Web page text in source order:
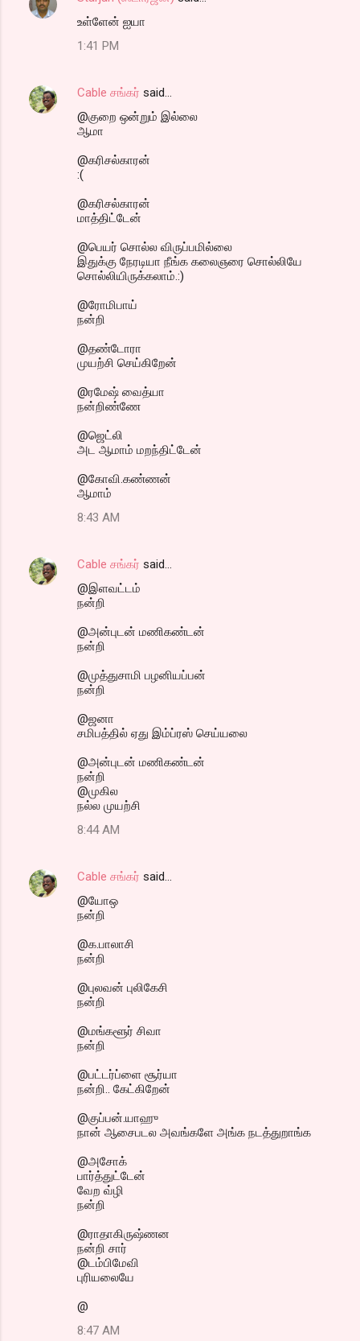
உள்ளேன் ஐயா
1:41 PM
Cable சங்கர் said…
@குறை ஒன்றும் இல்லை
ஆமா
@கரிசல்காரன்
:(
@கரிசல்காரன்
மாத்திட்டேன்
@பெயர் சொல்ல விருப்பமில்லை
இதுக்கு நேரடியா நீங்க கலைஞரை சொல்லியே
சொல்லியிருக்கலாம்.:)
@ரோமிபாய்
நன்றி
@தண்டோரா
முயற்சி செய்கிறேன்
@ரமேஷ் வைத்யா
நன்றிண்ணே
@ஜெட்லி
அட ஆமாம் மறந்திட்டேன்
@கோவி.கண்ணன்
ஆமாம்
8:43 AM
Cable சங்கர் said…
@இளவட்டம்
நன்றி
@அன்புடன் மணிகண்டன்
நன்றி
@முத்துசாமி பழனியப்பன்
நன்றி
@ஜனா
சமிபத்தில் ஏது இம்ப்ரஸ் செய்யலை
@அன்புடன் மணிகண்டன்
நன்றி
@முகில
நல்ல முயற்சி
8:44 AM
Cable சங்கர் said…
@யோஒ
நன்றி
@க.பாலாசி
நன்றி
@புலவன் புலிகேசி
நன்றி
@மங்களூர் சிவா
நன்றி
@பட்டர்ப்ளை சூர்யா
நன்றி.. கேட்கிறேன்
@குப்பன்.யாஹு
நான் ஆசைபடல அவங்களே அங்க நடத்துறாங்க
@அசோக்
பார்த்துட்டேன்
வேற வ்ழி
நன்றி
@ராதாகிருஷ்ணன
நன்றி சார்
@டம்பிமேவி
புரியலையே
@
8:47 AM